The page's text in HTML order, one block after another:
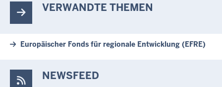
VERWANDTE THEMEN
Europäischer Fonds für regionale Entwicklung (EFRE)
NEWSFEED